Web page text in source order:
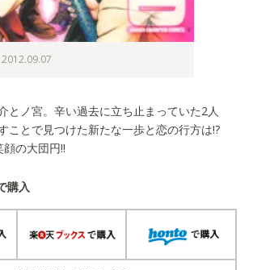
とノ宮。辛い過去に立ち止まっていた2人
ことで見つけた新たな一歩と恋の行方は!?
顔の大団円!!
購入